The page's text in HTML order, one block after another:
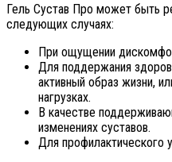
Гель Сустав Про может быть
следующих случаях:
При ощущении
Для поддержания
активный образ жизни,
нагрузках.
В качестве
изменениях суставов.
Для профилактического